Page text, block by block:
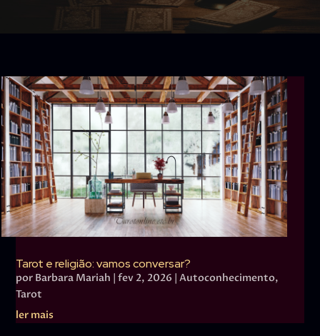
Tarot e religião: vamos conversar?
por Barbara Mariah |fev 2, 2026 |Autoconhecimento,
Tarot
ler mais